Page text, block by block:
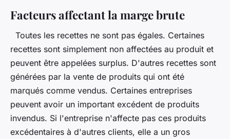
Facteurs affectant la marge brute
Toutes les recettes ne sont pas égales. Certaines
recettes sont simplement non affectées au produit et
peuvent être appelées surplus. D'autres recettes sont
générées par la vente de produits qui ont été
marqués comme vendus. Certaines entreprises
peuvent avoir un important excédent de produits
invendus. Si l'entreprise n'affecte pas ces produits
excédentaires à d'autres clients, elle a un gros